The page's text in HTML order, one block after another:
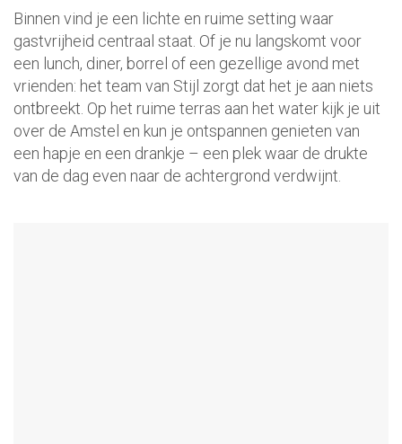
Binnen vind je een lichte en ruime setting waar
gastvrijheid centraal staat. Of je nu langskomt voor
een lunch, diner, borrel of een gezellige avond met
vrienden: het team van Stijl zorgt dat het je aan niets
ontbreekt. Op het ruime terras aan het water kijk je uit
over de Amstel en kun je ontspannen genieten van
een hapje en een drankje – een plek waar de drukte
van de dag even naar de achtergrond verdwijnt.